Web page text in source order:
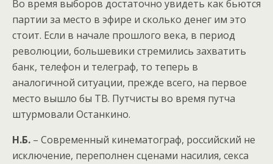
Во время выборов достаточно увидеть как бьются
партии за место в эфире и сколько денег им это
стоит. Если в начале прошлого века, в период
революции, большевики стремились захватить
банк, телефон и телеграф, то теперь в
аналогичной ситуации, прежде всего, на первое
место вышло бы ТВ. Путчисты во время путча
штурмовали Останкино.
Н.Б. – Современный кинематограф, российский не
исключение, переполнен сценами насилия, секса